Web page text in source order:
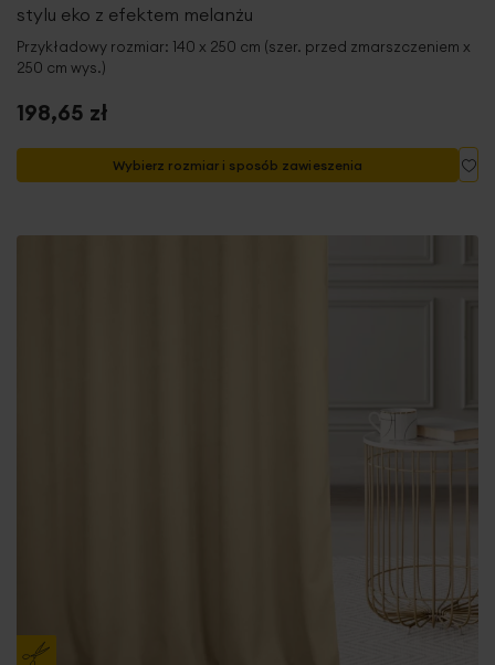
stylu eko z efektem melanżu
Przykładowy rozmiar: 140 x 250 cm (szer. przed zmarszczeniem x
250 cm wys.)
198,65 zł
Wybierz rozmiar i sposób zawieszenia